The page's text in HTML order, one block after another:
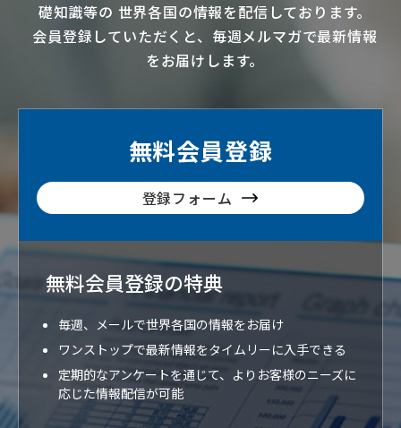
礎知識等の 世界各国の情報を配信 しております。
会員登録していただくと、毎週メルマガで最新情報
をお届けします。
無料会員登録
登録フォーム
無料会員登録の特典
毎週、メールで世界各国の情報をお届け
ワンストップで最新情報をタイムリーに入手できる
定期的なアンケートを通じて、よりお客様のニーズに
応じた情報配信が可能